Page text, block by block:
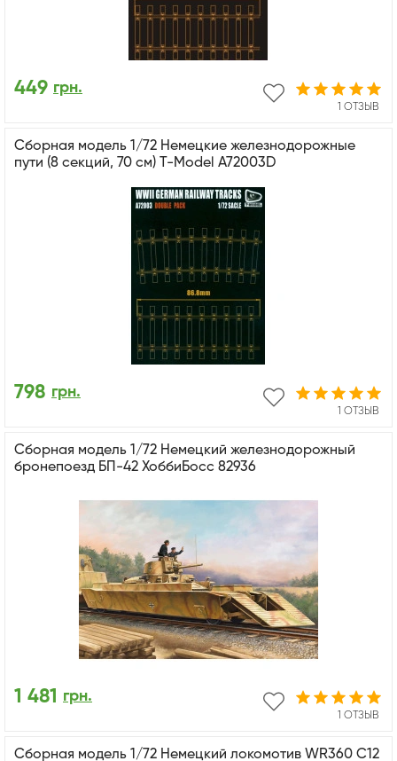
1 ОТЗЫВ
449 грн.
Сборная модель 1/72 Немецкие железнодорожные
пути (8 секций, 70 см) T-Model A72003D
1 ОТЗЫВ
798 грн.
Сборная модель 1/72 Немецкий железнодорожный
бронепоезд БП-42 ХоббиБосс 82936
1 ОТЗЫВ
1 481 грн.
Сборная модель 1/72 Немецкий локомотив WR360 C12